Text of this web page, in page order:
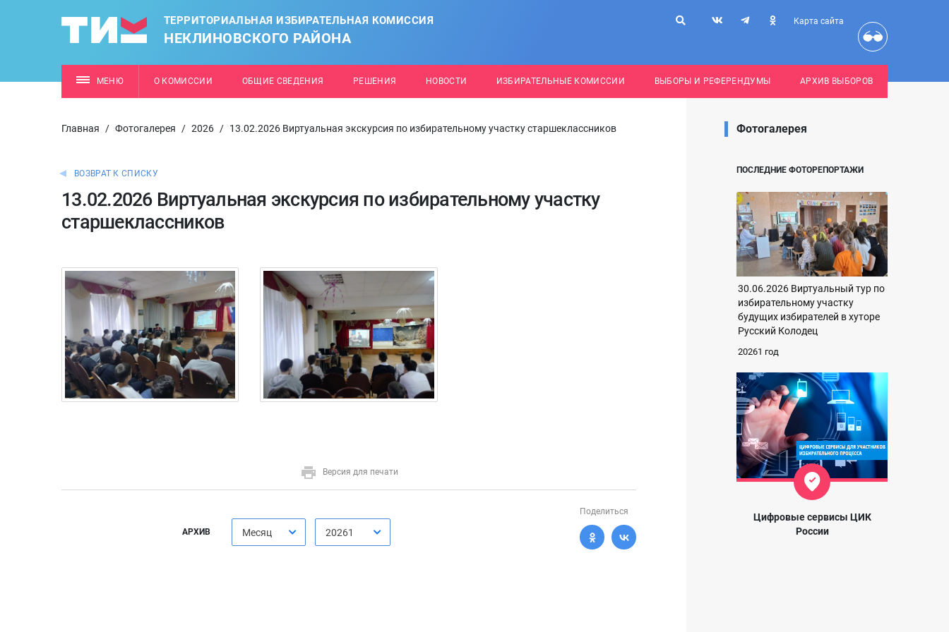
ТЕРРИТОРИАЛЬНАЯ ИЗБИРАТЕЛЬНАЯ КОМИССИЯ
НЕКЛИНОВСКОГО РАЙОНА
Карта сайта
МЕНЮ О КОМИССИИ ОБЩИЕ СВЕДЕНИЯ РЕШЕНИЯ НОВОСТИ ИЗБИРАТЕЛЬНЫЕ КОМИССИИ ВЫБОРЫ И РЕФЕРЕНДУМЫ АРХИВ ВЫБОРОВ
Главная / Фотогалерея / 2026 / 13.02.2026 Виртуальная экскурсия по избирательному участку старшеклассников
ВОЗВРАТ К СПИСКУ
13.02.2026 Виртуальная экскурсия по избирательному участку
старшеклассников
Версия для печати
АРХИВ Месяц 20261
Поделиться
Фотогалерея
ПОСЛЕДНИЕ ФОТОРЕПОРТАЖИ
30.06.2026 Виртуальный тур по
избирательному участку
будущих избирателей в хуторе
Русский Колодец
20261 год
Цифровые сервисы ЦИК
России